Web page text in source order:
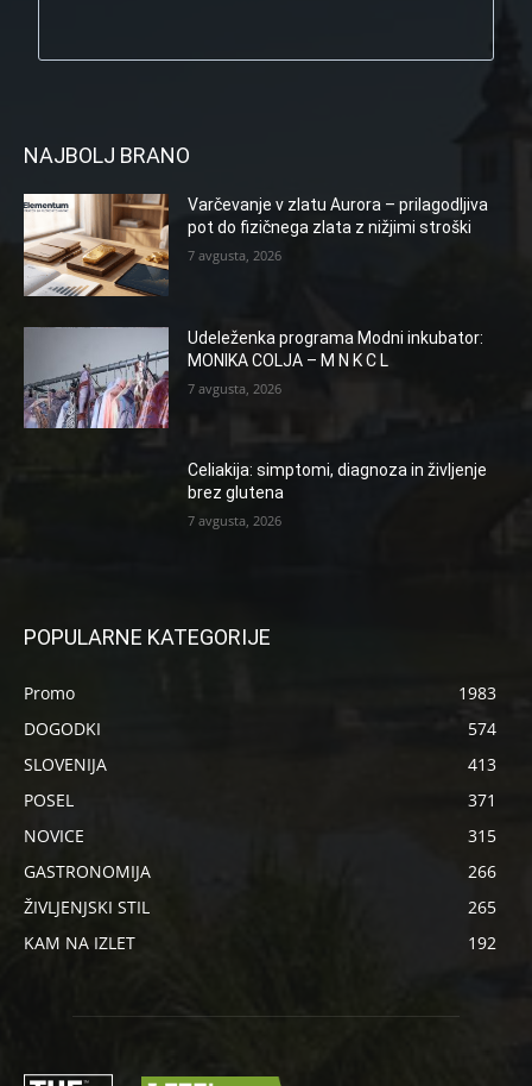
NAJBOLJ BRANO
Varčevanje v zlatu Aurora – prilagodljiva
pot do fizičnega zlata z nižjimi stroški
7 avgusta, 2026
Udeleženka programa Modni inkubator:
MONIKA COLJA – M N K C L
7 avgusta, 2026
Celiakija: simptomi, diagnoza in življenje
brez glutena
7 avgusta, 2026
POPULARNE KATEGORIJE
Promo
1983
DOGODKI
574
SLOVENIJA
413
POSEL
371
NOVICE
315
GASTRONOMIJA
266
ŽIVLJENJSKI STIL
265
KAM NA IZLET
192